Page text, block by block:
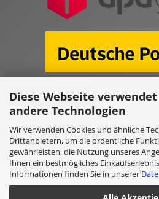
Diese Webseite
andere Technologien
Wir verwenden Cookies und ähnliche
Drittanbietern, um die ordentliche
gewährleisten, die Nutzung unseres
Ihnen ein bestmögliches
Informationen finden Sie in unserer
Vertrag widerrufen
Online Shop erstellenmit
Ausgewählte Top-Bewertungen für